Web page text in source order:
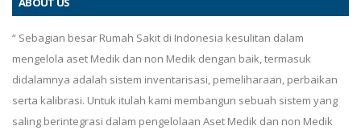
“ Sebagian besar Rumah Sakit di Indonesia kesulitan dalam
mengelola aset Medik dan non Medik dengan baik, termasuk
didalamnya adalah sistem inventarisasi, pemeliharaan, perbaikan
serta kalibrasi. Untuk itulah kami membangun sebuah sistem yang
saling berintegrasi dalam pengelolaan Aset Medik dan non Medik